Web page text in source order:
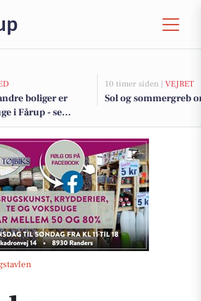
boliger er
i Fårup - se
10 timer siden | VEJRET
Sol og sommergreb
Rie & Henrik's Tøjbiks i Randers